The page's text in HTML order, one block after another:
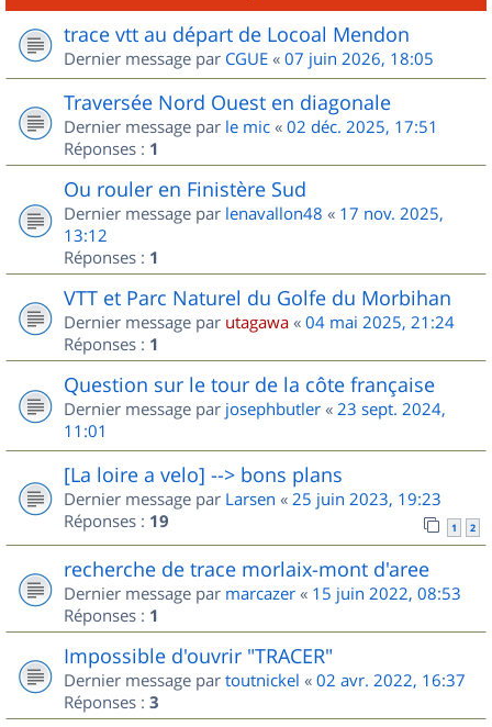
trace vtt au départ de Locoal Mendon
Dernier message par CGUE « 07 juin 2026, 18:05
Traversée Nord Ouest en diagonale
Dernier message par le mic « 02 déc. 2025, 17:51
Réponses : 1
Ou rouler en Finistère Sud
Dernier message par lenavallon48 « 17 nov. 2025,
13:12
Réponses : 1
VTT et Parc Naturel du Golfe du Morbihan
Dernier message par utagawa « 04 mai 2025, 21:24
Réponses : 1
Question sur le tour de la côte française
Dernier message par josephbutler « 23 sept. 2024,
11:01
[La loire a velo] --> bons plans
Dernier message par Larsen « 25 juin 2023, 19:23
Réponses : 19 1 2
recherche de trace morlaix-mont d'aree
Dernier message par marcazer « 15 juin 2022, 08:53
Réponses : 1
Impossible d'ouvrir "TRACER"
Dernier message par toutnickel « 02 avr. 2022, 16:37
Réponses : 3